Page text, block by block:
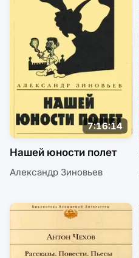
7:16:14
Нашей юности полет
Александр Зиновьев